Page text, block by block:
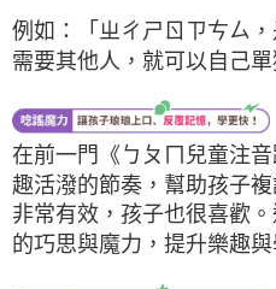
例如：「ㄓㄔㄕㄖㄗㄘㄙ
需要其他人，就可以自己單
在前一門《ㄅㄆㄇ兒童注
趣活潑的節奏，幫助孩子
非常有效，孩子也很喜歡
的巧思與魔力，提升樂趣與